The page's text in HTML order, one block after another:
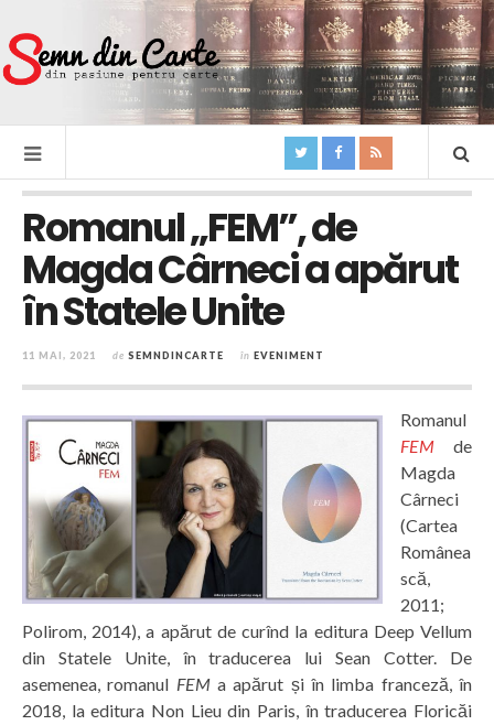
Romanul „FEM”, de
Magda Cârneci a apărut
în Statele Unite
11 MAI, 2021 de SEMNDINCARTE în EVENIMENT
Romanul
FEM de
Magda
Cârneci
(Cartea
Românea
scă,
2011;
Polirom, 2014), a apărut de curînd la editura Deep Vellum
din Statele Unite, în traducerea lui Sean Cotter. De
asemenea, romanul FEMa apărut și în limba franceză, în
2018, la editura Non Lieu din Paris, în traducerea Floricăi